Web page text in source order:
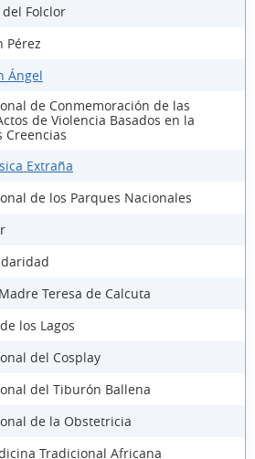
Folclor
Pérez
Ángel
de Conmemoración de las
de Violencia Basados en la
Creencias
Extraña
de los Parques Nacionales
Teresa de Calcuta
los Lagos
del Cosplay
del Tiburón Ballena
de la Obstetricia
Tradicional Africana